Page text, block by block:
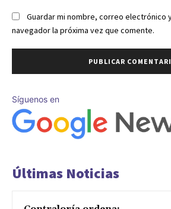
Guardar mi nombre, correo electrónico
navegador la próxima vez que comente.
Síguenos en
Últimas Noticias